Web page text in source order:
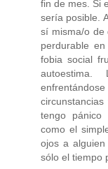
fin de mes. Si
sería posible.
sí misma/o de
perdurable
fobia social
tengo pánico
como el
ojos a
sólo el tiempo